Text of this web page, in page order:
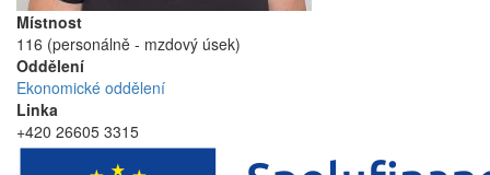
Místnost
116 (personálně - mzdový úsek)
Oddělení
Ekonomické oddělení
Linka
+420 26605 3315